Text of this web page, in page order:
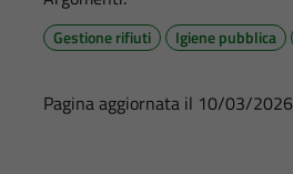
Gestione rifiuti Igiene pubblica
Pagina aggiornata il 10/03/2026